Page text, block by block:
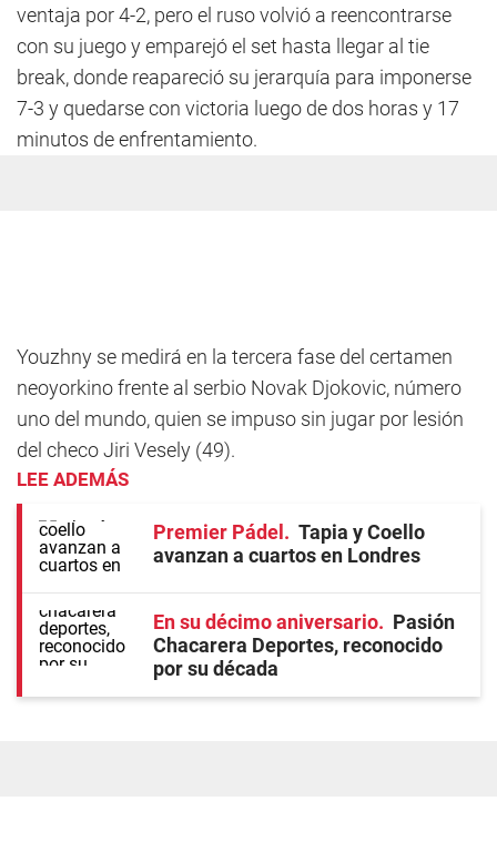
ventaja por 4-2, pero el ruso volvió a reencontrarse
con su juego y emparejó el set hasta llegar al tie
break, donde reapareció su jerarquía para imponerse
7-3 y quedarse con victoria luego de dos horas y 17
minutos de enfrentamiento.
Youzhny se medirá en la tercera fase del certamen
neoyorkino frente al serbio Novak Djokovic, número
uno del mundo, quien se impuso sin jugar por lesión
del checo Jiri Vesely (49).
LEE ADEMÁS
Premier Pádel
Tapia y Coello
avanzan a cuartos en Londres
En su décimo aniversario
Pasión
Chacarera Deportes, reconocido
por su década